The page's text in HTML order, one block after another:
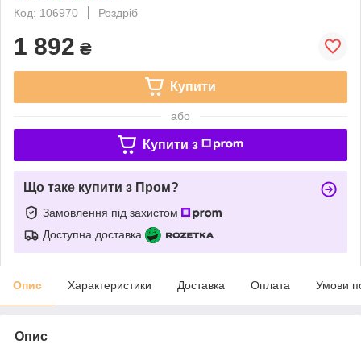
Код: 106970
Роздріб
1 892 ₴
Купити
або
Купити з
Що таке купити з Пром?
Замовлення під захистом
Доступна доставка
Опис Характеристики Доставка Оплата Умови
Опис